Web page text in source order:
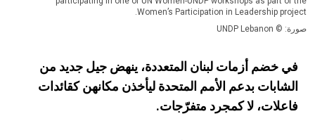
Women’s Participation in Leadership project.
صورة: © UNDP Lebanon
في خضم أزمات لبنان المتعددة، ينهض جيل جديد من
الشابات بدعم الأمم المتحدة ليأخذن مكانهن كقائدات
فاعلات، لا كمجرد متفرّجات.